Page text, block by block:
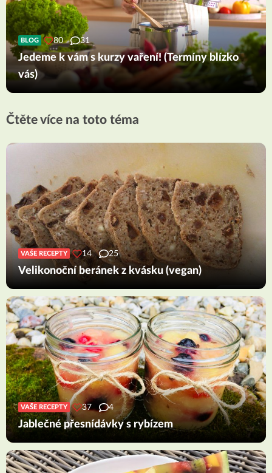
BLOG 80 31
Jedeme k vám s kurzy vaření! (Termíny blízko
vás)
Čtěte více na toto téma
VAŠE RECEPTY 14 25
Velikonoční beránek z kvásku (vegan)
VAŠE RECEPTY 37 4
Jablečné přesnídávky s rybízem